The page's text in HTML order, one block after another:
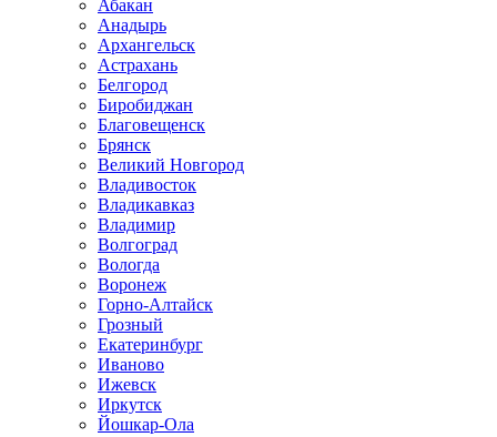
Абакан
Анадырь
Архангельск
Астрахань
Белгород
Биробиджан
Благовещенск
Брянск
Великий Новгород
Владивосток
Владикавказ
Владимир
Волгоград
Вологда
Воронеж
Горно-Алтайск
Грозный
Екатеринбург
Иваново
Ижевск
Иркутск
Йошкар-Ола